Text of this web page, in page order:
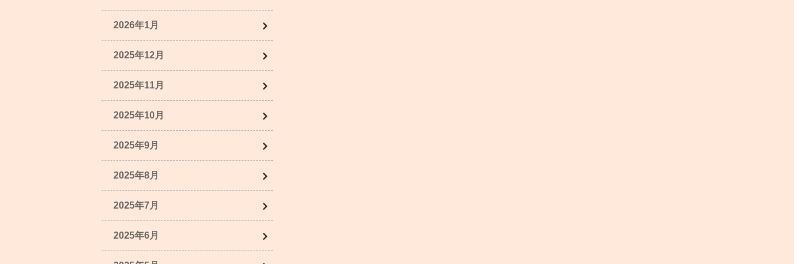
2026年1月
2025年12月
2025年11月
2025年10月
2025年9月
2025年8月
2025年7月
2025年6月